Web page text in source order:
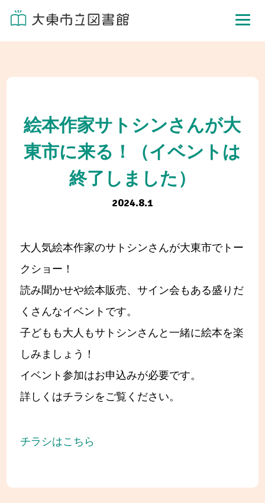
絵本作家サトシンさんが大
東市に来る！（イベントは
終了しました）
2024.8.1
大人気絵本作家のサトシンさんが大東市でトー
クショー！
読み聞かせや絵本販売、サイン会もある盛りだ
くさんなイベントです。
子どもも大人もサトシンさんと一緒に絵本を楽
しみましょう！
イベント参加はお申込みが必要です。
詳しくはチラシをご覧ください。
チラシはこちら